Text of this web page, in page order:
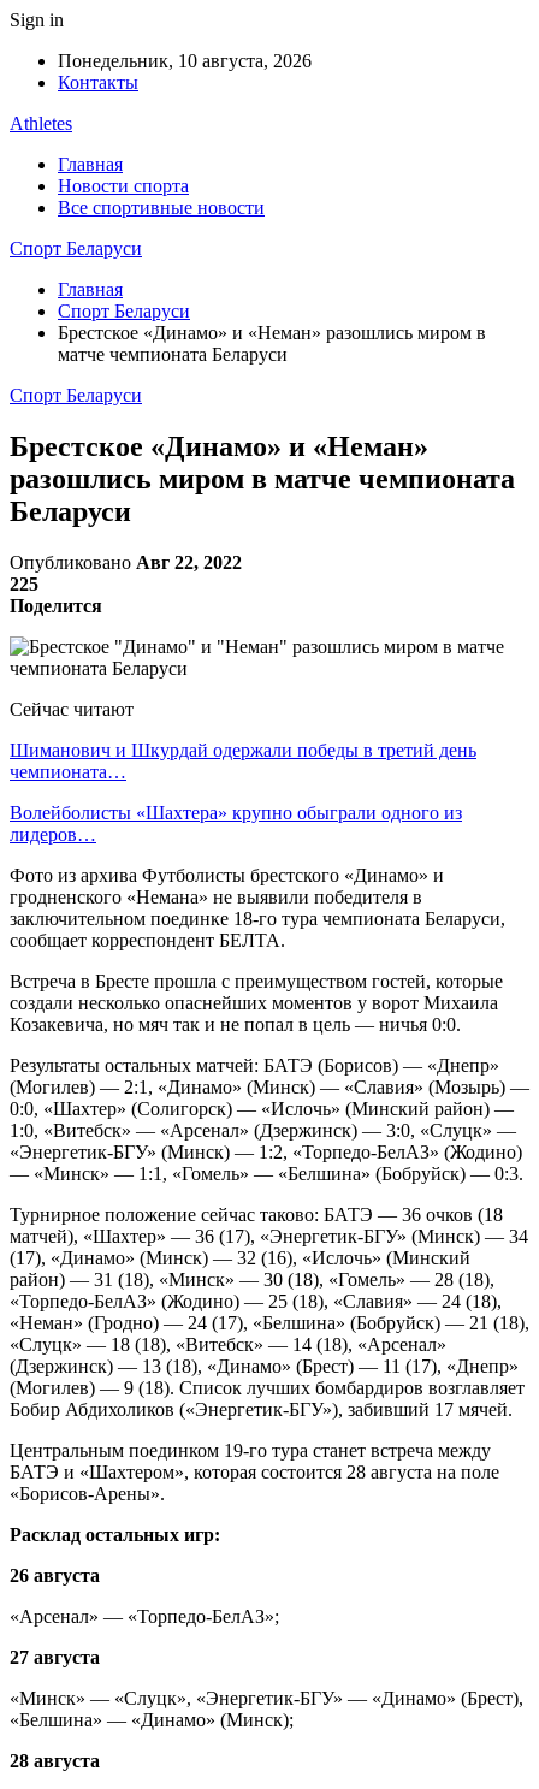
Sign in
Понедельник, 10 августа, 2026
Контакты
Athletes
Главная
Новости спорта
Все спортивные новости
Спорт Беларуси
Главная
Спорт Беларуси
Брестское «Динамо» и «Неман» разошлись миром в
матче чемпионата Беларуси
Спорт Беларуси
Брестское «Динамо» и «Неман»
разошлись миром в матче чемпионата
Беларуси
Опубликовано Авг 22, 2022
225
Поделится
Сейчас читают
Шиманович и Шкурдай одержали победы в третий день
чемпионата…
Волейболисты «Шахтера» крупно обыграли одного из
лидеров…
Фото из архива Футболисты брестского «Динамо» и
гродненского «Немана» не выявили победителя в
заключительном поединке 18-го тура чемпионата Беларуси,
сообщает корреспондент БЕЛТА.
Встреча в Бресте прошла с преимуществом гостей, которые
создали несколько опаснейших моментов у ворот Михаила
Козакевича, но мяч так и не попал в цель — ничья 0:0.
Результаты остальных матчей: БАТЭ (Борисов) — «Днепр»
(Могилев) — 2:1, «Динамо» (Минск) — «Славия» (Мозырь) —
0:0, «Шахтер» (Солигорск) — «Ислочь» (Минский район) —
1:0, «Витебск» — «Арсенал» (Дзержинск) — 3:0, «Слуцк» —
«Энергетик-БГУ» (Минск) — 1:2, «Торпедо-БелАЗ» (Жодино)
— «Минск» — 1:1, «Гомель» — «Белшина» (Бобруйск) — 0:3.
Турнирное положение сейчас таково: БАТЭ — 36 очков (18
матчей), «Шахтер» — 36 (17), «Энергетик-БГУ» (Минск) — 34
(17), «Динамо» (Минск) — 32 (16), «Ислочь» (Минский
район) — 31 (18), «Минск» — 30 (18), «Гомель» — 28 (18),
«Торпедо-БелАЗ» (Жодино) — 25 (18), «Славия» — 24 (18),
«Неман» (Гродно) — 24 (17), «Белшина» (Бобруйск) — 21 (18),
«Слуцк» — 18 (18), «Витебск» — 14 (18), «Арсенал»
(Дзержинск) — 13 (18), «Динамо» (Брест) — 11 (17), «Днепр»
(Могилев) — 9 (18). Список лучших бомбардиров возглавляет
Бобир Абдихоликов («Энергетик-БГУ»), забивший 17 мячей.
Центральным поединком 19-го тура станет встреча между
БАТЭ и «Шахтером», которая состоится 28 августа на поле
«Борисов-Арены».
Расклад остальных игр:
26 августа
«Арсенал» — «Торпедо-БелАЗ»;
27 августа
«Минск» — «Слуцк», «Энергетик-БГУ» — «Динамо» (Брест),
«Белшина» — «Динамо» (Минск);
28 августа